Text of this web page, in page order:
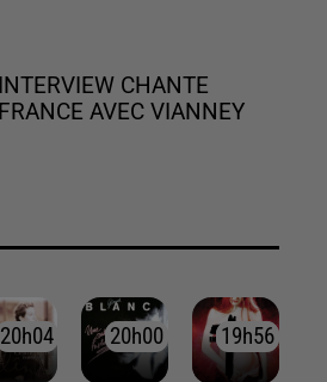
INTERVIEW CHANTE
FRANCE AVEC VIANNEY
20h04
20h04 20h00
20h00 19h56
19h56